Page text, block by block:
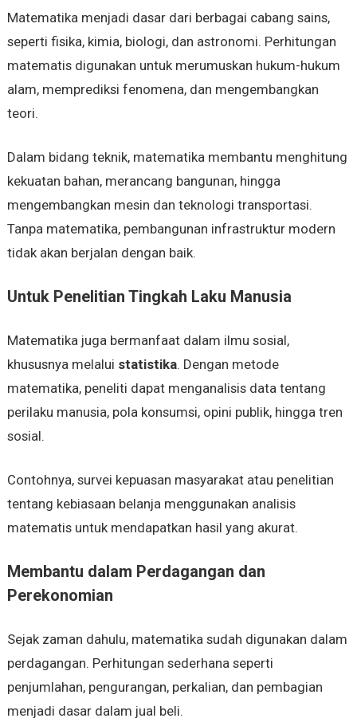
Matematika menjadi dasar dari berbagai cabang sains,
seperti fisika, kimia, biologi, dan astronomi. Perhitungan
matematis digunakan untuk merumuskan hukum-hukum
alam, memprediksi fenomena, dan mengembangkan
teori.
Dalam bidang teknik, matematika membantu menghitung
kekuatan bahan, merancang bangunan, hingga
mengembangkan mesin dan teknologi transportasi.
Tanpa matematika, pembangunan infrastruktur modern
tidak akan berjalan dengan baik.
Untuk Penelitian Tingkah Laku Manusia
Matematika juga bermanfaat dalam ilmu sosial,
khususnya melalui statistika. Dengan metode
matematika, peneliti dapat menganalisis data tentang
perilaku manusia, pola konsumsi, opini publik, hingga tren
sosial.
Contohnya, survei kepuasan masyarakat atau penelitian
tentang kebiasaan belanja menggunakan analisis
matematis untuk mendapatkan hasil yang akurat.
Membantu dalam Perdagangan dan
Perekonomian
Sejak zaman dahulu, matematika sudah digunakan dalam
perdagangan. Perhitungan sederhana seperti
penjumlahan, pengurangan, perkalian, dan pembagian
menjadi dasar dalam jual beli.